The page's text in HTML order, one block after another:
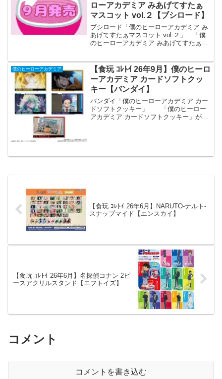
ローアカデミア みあげてすたぁ
マスコット vol.２【ブシロード】
ブシロード「僕のヒーローアカデミア み
あげてすたぁマスコット vol.２」 「僕
のヒーローアカデミア みあげてすたぁマ
るマスコットシリーズ、みあげてすたぁ
マスコットよ...
僕のヒーローアカデミア
【食玩 ｺﾚﾄｲ 26年9月】僕のヒーロ
ーアカデミア カードソフトクッ
キー【バンダイ】
バンダイ「僕のヒーローアカデミア カー
ドソフトクッキー」 「僕のヒーロー
アカデミア カードソフトクッキー」が全
【食玩 ｺﾚﾄｲ 26年6月】NARUTO‐ナルト‐
スナップマイド【エンスカイ】
【食玩 ｺﾚﾄｲ 26年6月】名探偵コナン 2ピ
ースアクリルスタンド【エフトイズ】
コメント
コメントを書き込む